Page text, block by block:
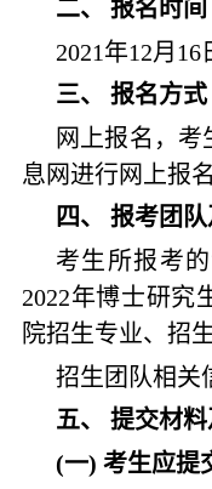
二、 报名时间
2021年12月16
三、 报名方式
网上报名，
息网进行网上报
四、 报考团
考生所报考
2022年博士研究
院招生专业、招
招生团队相关
五、 提交材料
(一) 考生应提